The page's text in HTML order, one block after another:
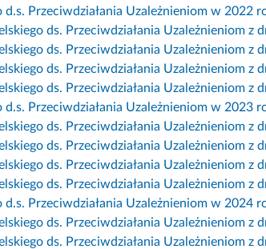
Przeciwdziałania Uzależnieniom w 2022
ds. Przeciwdziałania Uzależnieniom z
ds. Przeciwdziałania Uzależnieniom z
ds. Przeciwdziałania Uzależnieniom z
ds. Przeciwdziałania Uzależnieniom z
Przeciwdziałania Uzależnieniom w 2023
ds. Przeciwdziałania Uzależnieniom z
ds. Przeciwdziałania Uzależnieniom z
ds. Przeciwdziałania Uzależnieniom z
ds. Przeciwdziałania Uzależnieniom z
Przeciwdziałania Uzależnieniom w 2024
ds. Przeciwdziałania Uzależnieniom z
ds. Przeciwdziałania Uzależnieniom z